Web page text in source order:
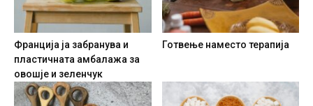
Франција ја забранува и
пластичната амбалажа за
овошје и зеленчук
Готвење наместо терапија